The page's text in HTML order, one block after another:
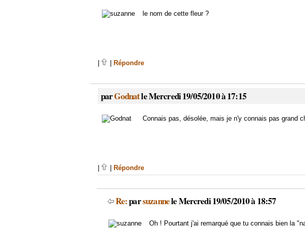
le nom de cette fleur ?
Répondre
parGodnatle Mercredi 19/05/2010 à 17:15
Connais pas, désolée, mais je n'y connais pas grand
Répondre
Re:parsuzannele Mercredi 19/05/2010 à 18:57
Oh ! Pourtant j'ai remarqué que tu connais bien la